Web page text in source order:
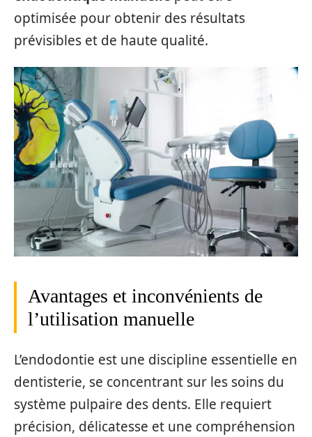
optimisée pour obtenir des résultats
prévisibles et de haute qualité.
Avantages et inconvénients de
l’utilisation manuelle
L’endodontie est une discipline essentielle en
dentisterie, se concentrant sur les soins du
système pulpaire des dents. Elle requiert
précision, délicatesse et une compréhension